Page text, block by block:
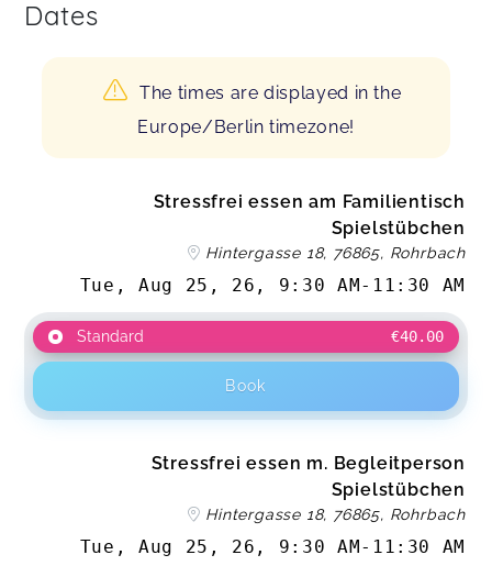
Dates
The times are displayed in the
Europe/Berlin timezone!
Stressfrei essen am Familientisch
Spielstübchen
Hintergasse 18, 76865, Rohrbach
Tue, Aug 25, 26 , 9:30 AM- 11:30 AM
Standard €40.00
Book
Stressfrei essen m. Begleitperson
Spielstübchen
Hintergasse 18, 76865, Rohrbach
Tue, Aug 25, 26 , 9:30 AM - 11:30 AM